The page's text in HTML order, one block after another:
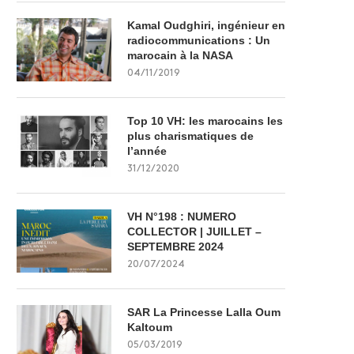
Kamal Oudghiri, ingénieur en
radiocommunications : Un
marocain à la NASA
04/11/2019
Top 10 VH: les marocains les
plus charismatiques de
l’année
31/12/2020
VH N°198 : NUMERO
COLLECTOR | JUILLET –
SEPTEMBRE 2024
20/07/2024
SAR La Princesse Lalla Oum
Kaltoum
05/03/2019